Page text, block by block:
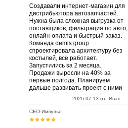
Создавали интернет-магазин для
дистрибьютора автозапчастей.
Нужна была сложная выгрузка от
поставщиков, фильтрация по авто,
онлайн-оплата и быстрый заказ.
Команда demis group
спроектировала архитектуру без
костылей, всё работает.
Запустились за 2 месяца.
Продажи выросли на 40% за
первые полгода. Планируем
дальше развивать проект с ними
2026-07-13 от: Иван
СЕО-Импульс